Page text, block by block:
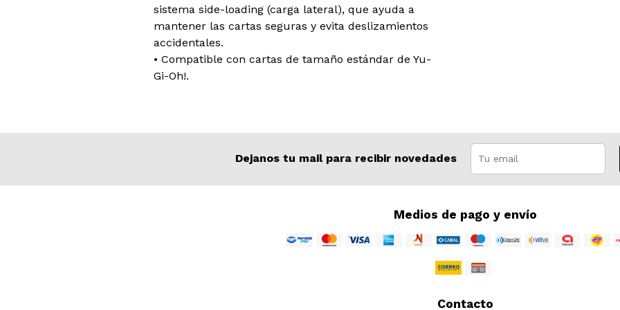
sistema side-loading (carga lateral), que ayuda a
mantener las cartas seguras y evita deslizamientos
accidentales.
• Compatible con cartas de tamaño estándar de Yu-
Gi-Oh!.
Dejanos tu mail para recibir novedades
Medios de pago y envío
Contacto